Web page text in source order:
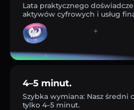
Lata praktycznego
aktywów cyfrowych i usług
4–5 minut.
Szybka wymiana: Nasz średni
tylko 4–5 minut.